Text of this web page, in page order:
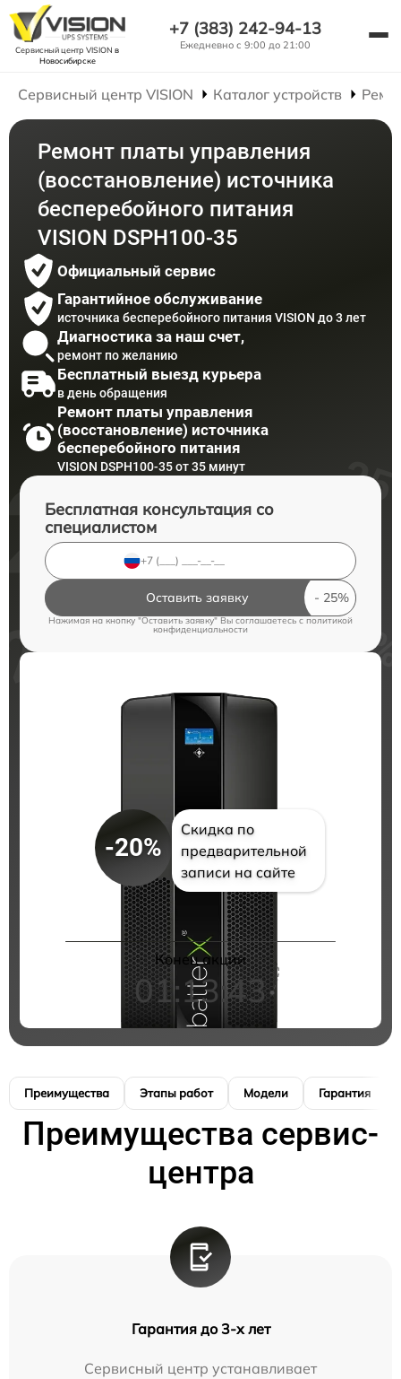
Сервисный центр VISION в
Новосибирске
+7 (383) 242-94-13
Ежедневно с 9:00 до 21:00
Сервисный центр VISION Каталог устройств
Ремонт платы управления
(восстановление) источника
бесперебойного питания
VISION DSPH100-35
Официальный сервис
Гарантийное обслуживание
источника бесперебойного питания VISION до 3 лет
Диагностика за наш счет,
ремонт по желанию
Бесплатный выезд курьера
в день обращения
Ремонт платы управления
(восстановление) источника
бесперебойного питания
VISION DSPH100-35 от 35 минут
Бесплатная консультация со
специалистом
Оставить заявку
Нажимая на кнопку "Оставить заявку" Вы соглашаетесь cполитикой
конфиденциальности
-20%
Скидка по
предварительной
записи на сайте
Конец акции
01:13:42
Преимущества Этапы работ Модели Гарантия
Преимущества сервис-
центра
Гарантия до 3-х лет
Сервисный центр устанавливает